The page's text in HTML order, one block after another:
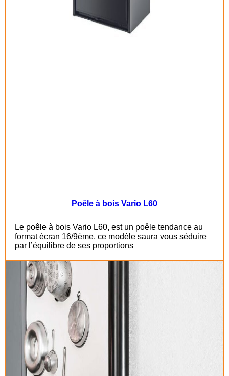
Poêle à bois Vario L60
Le poêle à bois Vario L60, est un poêle tendance au
format écran 16/9ème, ce modèle saura vous séduire
par l’équilibre de ses proportions